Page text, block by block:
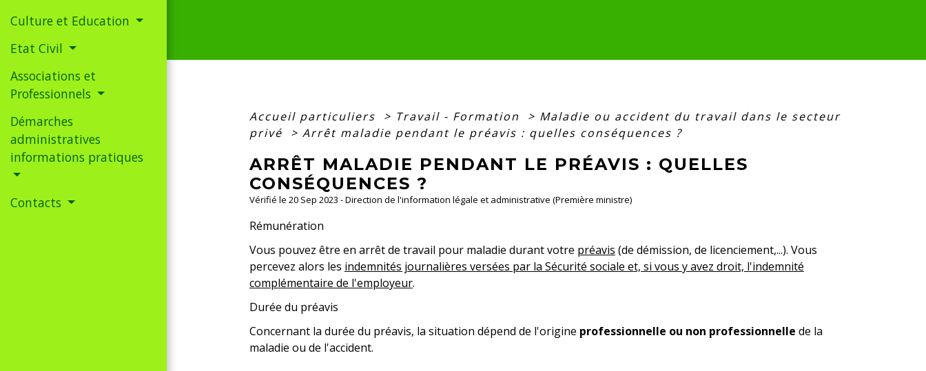
Culture et Education
Etat Civil
Associations et
Professionnels
Démarches
administratives
informations pratiques
Contacts
Accueil particuliers > Travail - Formation > Maladie ou accident du travail dans le secteur
privé
> Arrêt maladie pendant le préavis : quelles conséquences ?
ARRÊT MALADIE PENDANT LE PRÉAVIS : QUELLES
CONSÉQUENCES ?
Vérifié le 20 Sep 2023 - Direction de l'information légale et administrative (Première ministre)
Rémunération
Vous pouvez être en arrêt de travail pour maladie durant votre préavis (de démission, de licenciement,...). Vous
percevez alors les indemnités journalières versées par la Sécurité sociale et, si vous y avez droit, l'indemnité
complémentaire de l'employeur.
Durée du préavis
Concernant la durée du préavis, la situation dépend de l'origine professionnelle ou non professionnelle de la
maladie ou de l'accident.